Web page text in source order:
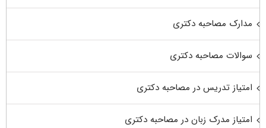
مدارک مصاحبه دکتری
سوالات مصاحبه دکتری
امتیاز تدریس در مصاحبه دکتری
امتیاز مدرک زبان در مصاحبه دکتری